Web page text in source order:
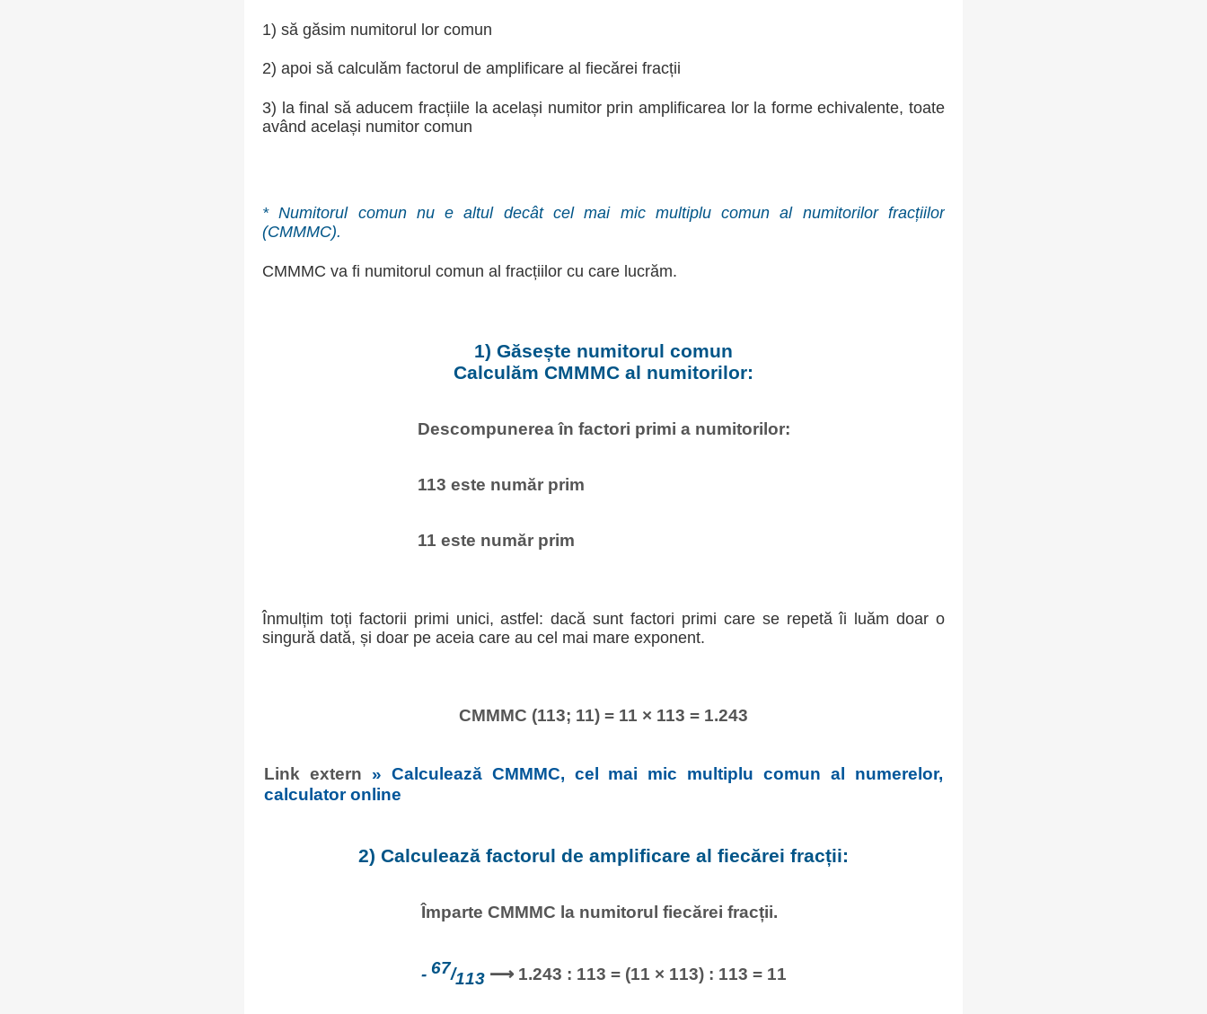
1) să găsim numitorul lor comun
2) apoi să calculăm factorul de amplificare al fiecărei fracții
3) la final să aducem fracțiile la același numitor prin amplificarea lor la forme echivalente, toate
având același numitor comun
* Numitorul comun nu e altul decât cel mai mic multiplu comun al numitorilor fracțiilor
(CMMMC).
CMMMC va fi numitorul comun al fracțiilor cu care lucrăm.
1) Găsește numitorul comun
Calculăm CMMMC al numitorilor:
Descompunerea în factori primi a numitorilor:
113 este număr prim
11 este număr prim
Înmulțim toți factorii primi unici, astfel: dacă sunt factori primi care se repetă îi luăm doar o
singură dată, și doar pe aceia care au cel mai mare exponent.
CMMMC (113; 11) = 11 × 113 = 1.243
Link extern » Calculează CMMMC, cel mai mic multiplu comun al numerelor,
calculator online
2) Calculează factorul de amplificare al fiecărei fracții:
Împarte CMMMC la numitorul fiecărei fracții.
- 67/113 ⟶ 1.243 : 113 = (11 × 113) : 113 = 11